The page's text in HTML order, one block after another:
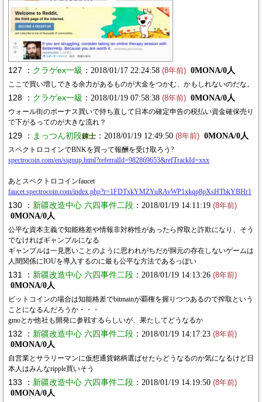
127 ： クラゲex一級 ：2018/01/17 22:24:58 (8年前) 0MONA/0人
ここで買い増しできる余力があるものが大金をつかむ、かもしれないのだな。
128 ： クラゲex一級 ：2018/01/19 07:58:38 (8年前) 0MONA/0人
ウォール街のボーナス買いで持ち直して日本の確定申告の税払い資金確保売り
で下がるってのが大きな流れ？
129 ： まっつん初段錬士 ：2018/01/19 12:49:50 (8年前) 0MONA/0人
スペクトロコインでBNKを買って報酬を受け取ろう?
spectrocoin.com/en/signup.html?referralId=982869653&refTrackId=xxx
あとスペクトロコインfaucet
faucet.spectrocoin.com/index.php?r=1FDTxkYMZYuRAvWP1xkqp8pXsHTbkYBHr1
130 ： 新疆改造中心 六四事件二段 ：2018/01/19 14:11:19 (8年前)
0MONA/0人
公平な資本主義で知能格差や情報非対称性があったら搾取と詐欺になり、そう
でなければギャンブルになる
ギャンブルは一見悪いことのように思われがちだが胴元の存在しないゲームは
人間関係にIOUを導入するのに最も公平な方法であるっぽい
131 ： 新疆改造中心 六四事件二段 ：2018/01/19 14:13:26 (8年前)
0MONA/0人
ビットコインの場合は知能格差でbitmainが覇権を握りつつあるので搾取という
ことになるんだろうか・・・
gmoとか他社も開発に参戦するらしいが、果たしてどうなるか
132 ： 新疆改造中心 六四事件二段 ：2018/01/19 14:17:23 (8年前)
0MONA/0人
自営業とサラリーマンに仮想通貨銘柄選ばせたらどうなるのか気になるけど日
本人はみんなripple買いそう
133 ： 新疆改造中心 六四事件二段 ：2018/01/19 14:19:50 (8年前)
0MONA/0人